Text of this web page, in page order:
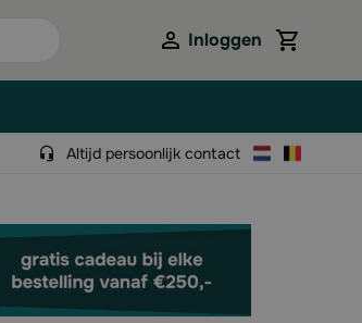
Inloggen View
Altijd persoonlijk contact